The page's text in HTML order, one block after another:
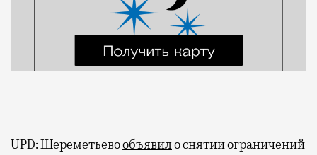
UPD: Шереметьевообъявило снятии ограничений